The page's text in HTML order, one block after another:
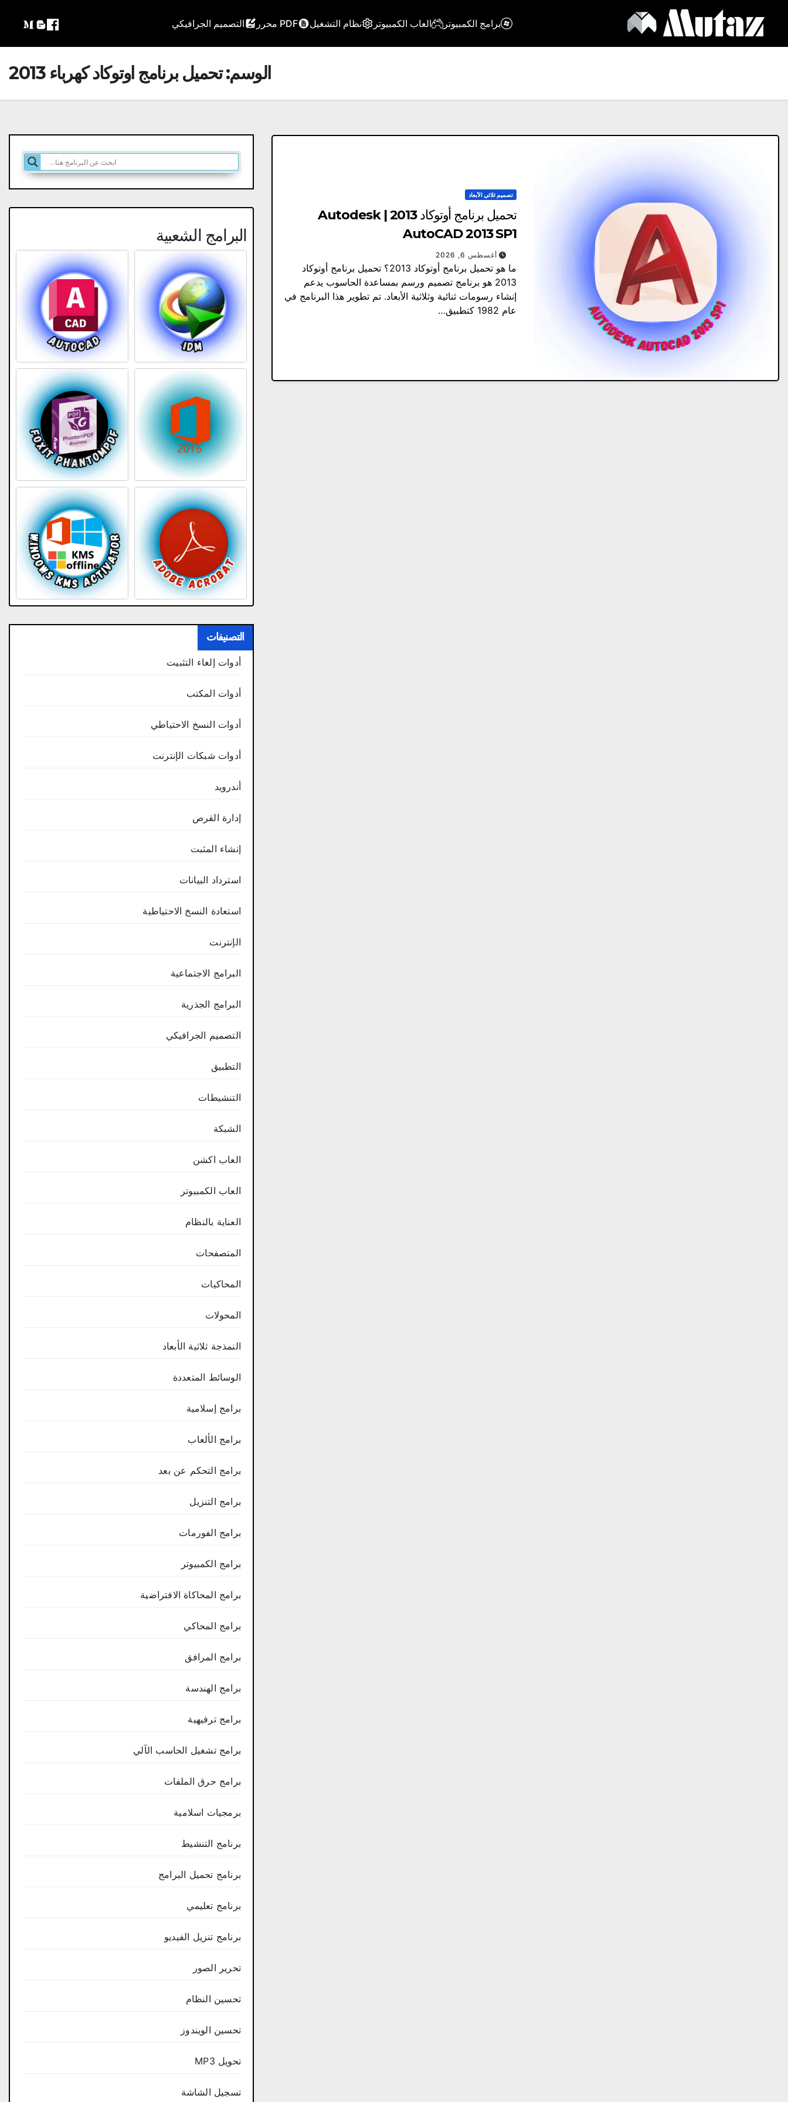
content
برامج الكمبيوتر العاب الكمبيوتر نظام التشغيل PDF محرر التصميم الجرافيكي
الوسم:تحميل برنامج اوتوكاد كهرباء 2013
تصميم ثلاثي الأبعاد
تحميل برنامج أوتوكاد 2013 | Autodesk
AutoCAD 2013 SP1
أغسطس 6, 2026
ما هو تحميل برنامج أوتوكاد 2013؟ تحميل برنامج أوتوكاد
2013 هو برنامج تصميم ورسم بمساعدة الحاسوب يدعم
إنشاء رسومات ثنائية وثلاثية الأبعاد. تم تطوير هذا البرنامج في
عام 1982 كتطبيق…
البرامج الشعبية
التصنيفات
أدوات إلغاء التثبيت
أدوات المكتب
أدوات النسخ الاحتياطي
أدوات شبكات الإنترنت
أندرويد
إدارة القرص
إنشاء المثبت
استرداد البيانات
استعادة النسخ الاحتياطية
الإنترنت
البرامج الاجتماعية
البرامج الجذرية
التصميم الجرافيكي
التطبيق
التنشيطات
الشبكة
العاب اكشن
العاب الكمبيوتر
العناية بالنظام
المتصفحات
المحاكيات
المحولات
النمذجة ثلاثية الأبعاد
الوسائط المتعددة
برامج إسلامية
برامج الألعاب
برامج التحكم عن بعد
برامج التنزيل
برامج الفورمات
برامج الكمبيوتر
برامج المحاكاة الافتراضية
برامج المحاكي
برامج المرافق
برامج الهندسة
برامج ترفيهية
برامج تشغيل الحاسب الآلي
برامج حرق الملفات
برمجيات اسلامية
برنامج التنشيط
برنامج تحميل البرامج
برنامج تعليمي
برنامج تنزيل الفيديو
تحرير الصور
تحسين النظام
تحسين الويندوز
تحويل MP3
تسجيل الشاشة